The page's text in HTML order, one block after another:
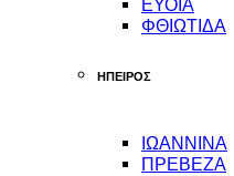
ΕΥΟΙΑ
ΦΘΙΩΤΙΔΑ
ΗΠΕΙΡΟΣ
ΙΩΑΝΝΙΝΑ
ΠΡΕΒΕΖΑ